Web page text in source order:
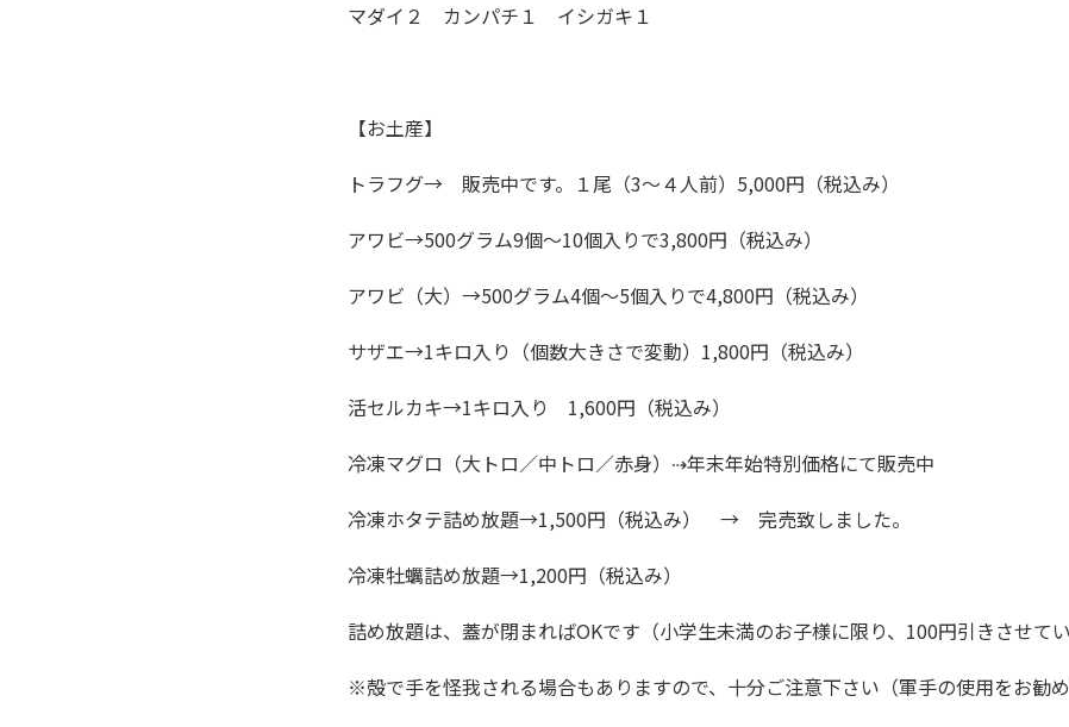
マダイ２ カンパチ１ イシガキ１
【お土産】
トラフグ→ 販売中です。１尾（3～４人前）5,000円（税込み）
アワビ→500グラム9個～10個入りで3,800円（税込み）
アワビ（大）→500グラム4個～5個入りで4,800円（税込み）
サザエ→1キロ入り（個数大きさで変動）1,800円（税込み）
活セルカキ→1キロ入り 1,600円（税込み）
冷凍マグロ（大トロ／中トロ／赤身）⇢年末年始特別価格にて販売中
冷凍ホタテ詰め放題→1,500円（税込み） → 完売致しました。
冷凍牡蠣詰め放題→1,200円（税込み）
詰め放題は、蓋が閉まればOKです（小学生未満のお子様に限り、100円引きさせてい
※殻で手を怪我される場合もありますので、十分ご注意下さい（軍手の使用をお勧め